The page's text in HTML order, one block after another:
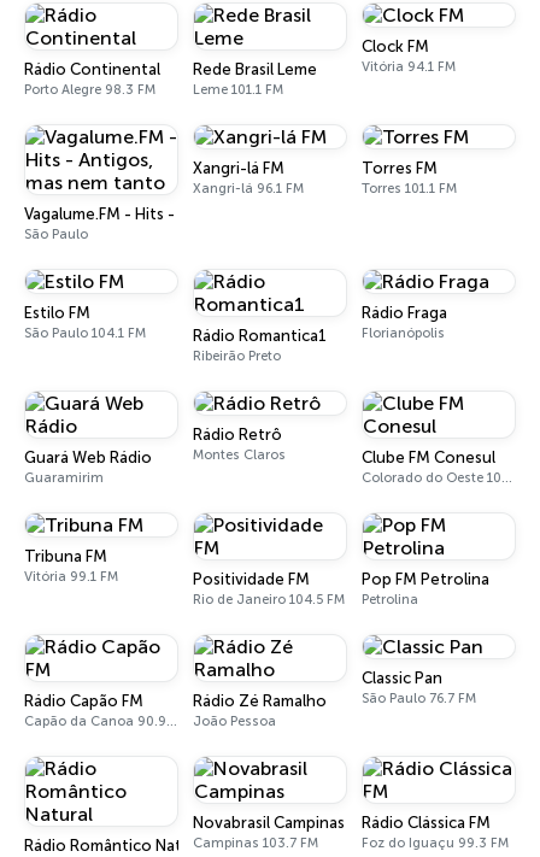
Rádio Continental
Porto Alegre 98.3 FM
Rede Brasil Leme
Leme 101.1 FM
Clock FM
Vitória 94.1 FM
Vagalume.FM - Hits - Antigos, mas nem tanto
São Paulo
Xangri-lá FM
Xangri-lá 96.1 FM
Torres FM
Torres 101.1 FM
Estilo FM
São Paulo 104.1 FM Rádio Romantica1
Ribeirão Preto
Rádio Fraga
Florianópolis
Guará Web Rádio
Guaramirim
Rádio Retrô
Montes Claros Clube FM Conesul
Colorado do Oeste 100.9 FM
Tribuna FM
Vitória 99.1 FM Positividade FM
Rio de Janeiro 104.5 FM
Pop FM Petrolina
Petrolina
Rádio Capão FM
Capão da Canoa 90.9 FM
Rádio Zé Ramalho
João Pessoa
Classic Pan
São Paulo 76.7 FM
Rádio Romântico Natural
Novabrasil Campinas
Campinas 103.7 FM
Rádio Clássica FM
Foz do Iguaçu 99.3 FM